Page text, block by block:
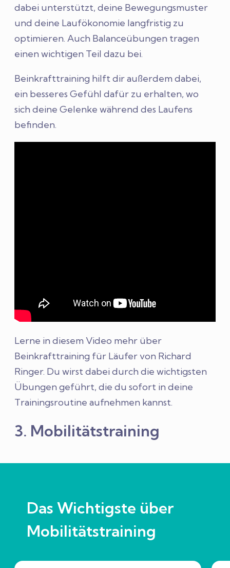
dabei unterstützt, deine Bewegungsmuster
und deine Laufökonomie langfristig zu
optimieren. Auch Balanceübungen tragen
einen wichtigen Teil dazu bei.
Beinkrafttraining hilft dir außerdem dabei,
ein besseres Gefühl dafür zu erhalten, wo
sich deine Gelenke während des Laufens
befinden.
Lerne in diesem Video mehr über
Beinkrafttraining für Läufer von Richard
Ringer. Du wirst dabei durch die wichtigsten
Übungen geführt, die du sofort in deine
Trainingsroutine aufnehmen kannst.
3. Mobilitätstraining
Das Wichtigste über
Mobilitätstraining